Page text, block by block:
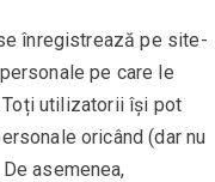
înregistrează pe site-
pe care le
utilizatorii își pot
oricând (dar nu
asemenea,